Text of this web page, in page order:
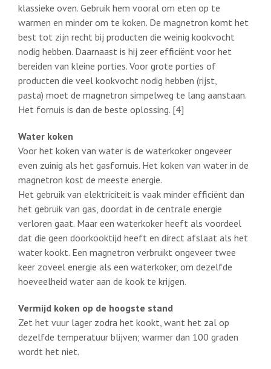
klassieke oven. Gebruik hem vooral om eten op te
warmen en minder om te koken. De magnetron komt het
best tot zijn recht bij producten die weinig kookvocht
nodig hebben. Daarnaast is hij zeer efficiënt voor het
bereiden van kleine porties. Voor grote porties of
producten die veel kookvocht nodig hebben (rijst,
pasta) moet de magnetron simpelweg te lang aanstaan.
Het fornuis is dan de beste oplossing. [4]
Water koken
Voor het koken van water is de waterkoker ongeveer
even zuinig als het gasfornuis. Het koken van water in de
magnetron kost de meeste energie.
Het gebruik van elektriciteit is vaak minder efficiënt dan
het gebruik van gas, doordat in de centrale energie
verloren gaat. Maar een waterkoker heeft als voordeel
dat die geen doorkooktijd heeft en direct afslaat als het
water kookt. Een magnetron verbruikt ongeveer twee
keer zoveel energie als een waterkoker, om dezelfde
hoeveelheid water aan de kook te krijgen.
Vermijd koken op de hoogste stand
Zet het vuur lager zodra het kookt, want het zal op
dezelfde temperatuur blijven; warmer dan 100 graden
wordt het niet.